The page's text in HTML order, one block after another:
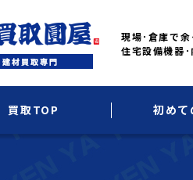
現場･倉庫で
住宅設備機器･
買取TOP 初めて